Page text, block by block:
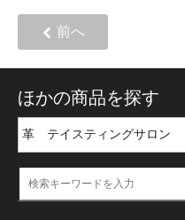
前へ
ほかの商品を探す